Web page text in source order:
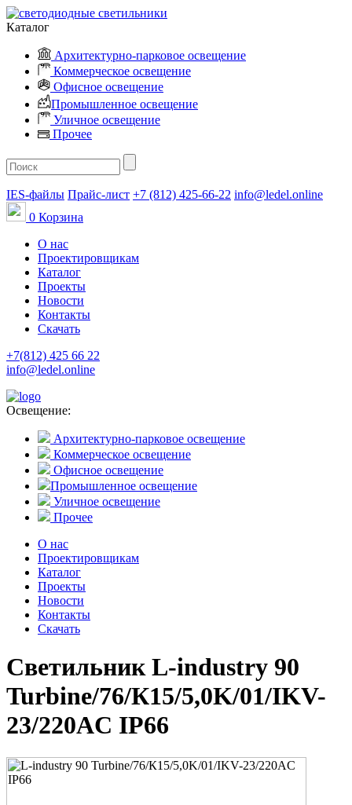
Каталог
Архитектурно-парковое освещение
Коммерческое освещение
Офисное освещение
Промышленное освещение
Уличное освещение
Прочее
IES-файлы Прайс-лист +7 (812) 425-66-22 info@ledel.online
0 Корзина
О нас
Проектировщикам
Каталог
Проекты
Новости
Контакты
Скачать
+7(812) 425 66 22
info@ledel.online
Освещение:
Архитектурно-парковое освещение
Коммерческое освещение
Офисное освещение
Промышленное освещение
Уличное освещение
Прочее
О нас
Проектировщикам
Каталог
Проекты
Новости
Контакты
Скачать
Светильник L-industry 90
Turbine/76/К15/5,0K/01/IKV-
23/220AC IP66